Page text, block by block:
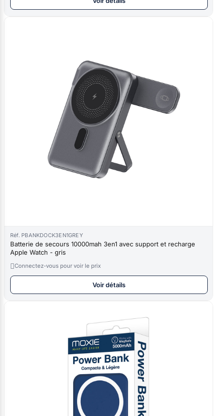
Réf. PBANKDOCK3EN1GREY
Batterie de secours 10000mah 3en1 avec support et recharge
Apple Watch - gris
Connectez-vous pour voir le prix
Voir détails